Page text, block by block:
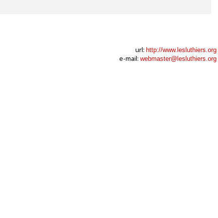
url: http://www.lesluthiers.org
e-mail: webmaster@lesluthiers.org